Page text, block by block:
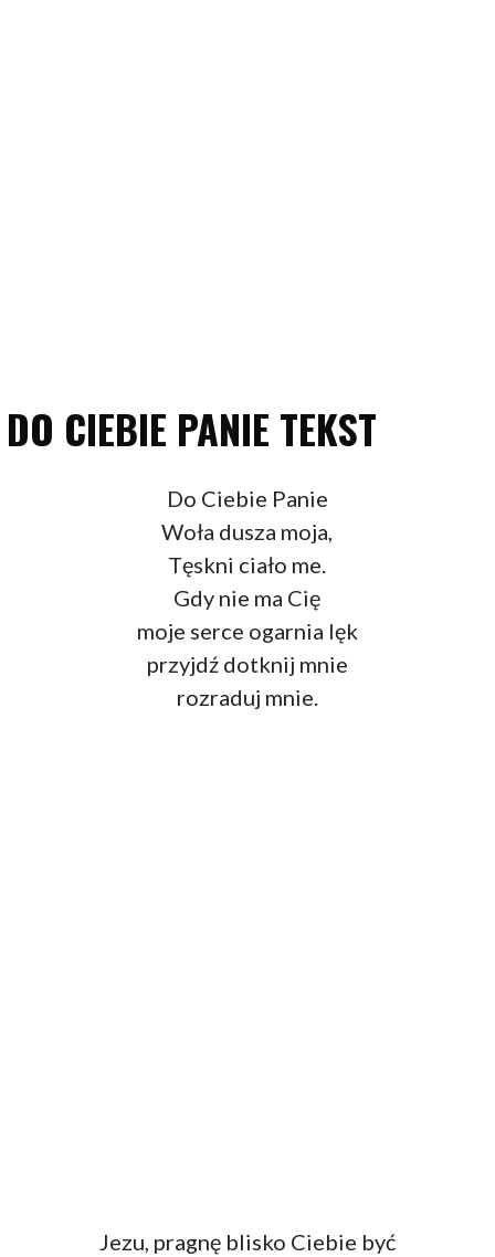
DO CIEBIE PANIE TEKST
Do Ciebie Panie
Woła dusza moja,
Tęskni ciało me.
Gdy nie ma Cię
moje serce ogarnia lęk
przyjdź dotknij mnie
rozraduj mnie.
Jezu, pragnę blisko Ciebie być